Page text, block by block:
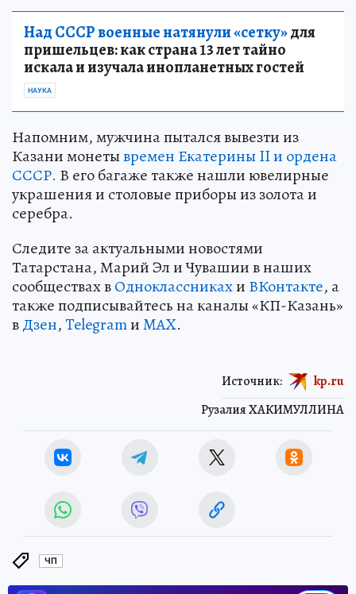
Над СССР военные натянули «сетку»для
пришельцев: как страна 13 лет тайно
искала и изучала инопланетных гостей
НАУКА
Напомним, мужчина пытался вывезти из
Казани монетывремен Екатерины II и ордена
СССР. В его багаже также нашли ювелирные
украшения и столовые приборы из золота и
серебра.
Следите за актуальными новостями
Татарстана, Марий Эл и Чувашии в наших
сообществах вОдноклассникахи ВКонтакте, а
также подписывайтесь на каналы «КП-Казань»
вДзен,TelegramиMAX.
Рузалия ХАКИМУЛЛИНА
Источник: kp.ru
ЧП